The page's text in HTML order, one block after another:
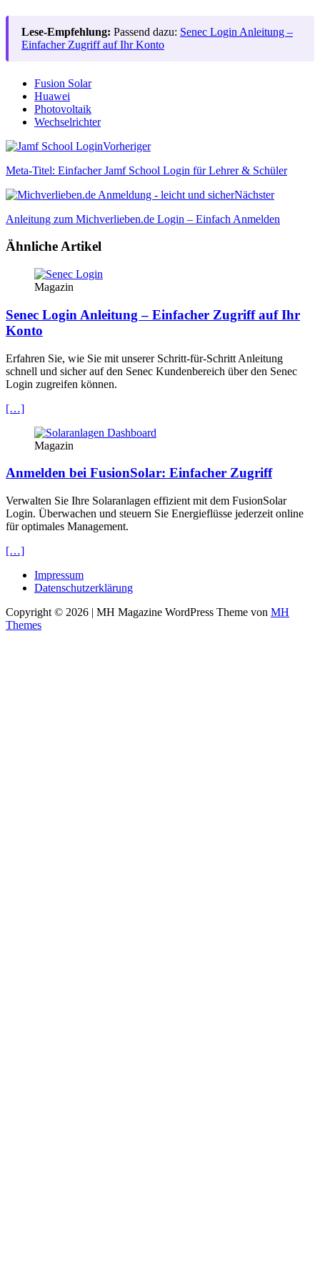
Lese-Empfehlung: Passend dazu: Senec Login Anleitung –
Einfacher Zugriff auf Ihr Konto
Fusion Solar
Huawei
Photovoltaik
Wechselrichter
Vorheriger
Meta-Titel: Einfacher Jamf School Login für Lehrer & Schüler
Nächster
Anleitung zum Michverlieben.de Login – Einfach Anmelden
Ähnliche Artikel
Magazin
Senec Login Anleitung – Einfacher Zugriff auf Ihr
Konto
Erfahren Sie, wie Sie mit unserer Schritt-für-Schritt Anleitung
schnell und sicher auf den Senec Kundenbereich über den Senec
Login zugreifen können.
[…]
Magazin
Anmelden bei FusionSolar: Einfacher Zugriff
Verwalten Sie Ihre Solaranlagen effizient mit dem FusionSolar
Login. Überwachen und steuern Sie Energieflüsse jederzeit online
für optimales Management.
[…]
Impressum
Datenschutzerklärung
Copyright © 2026 | MH Magazine WordPress Theme von MH
Themes